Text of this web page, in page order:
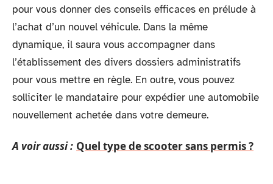
pour vous donner des conseils efficaces en prélude à
l’achat d’un nouvel véhicule. Dans la même
dynamique, il saura vous accompagner dans
l’établissement des divers dossiers administratifs
pour vous mettre en règle. En outre, vous pouvez
solliciter le mandataire pour expédier une automobile
nouvellement achetée dans votre demeure.
A voir aussi : Quel type de scooter sans permis ?